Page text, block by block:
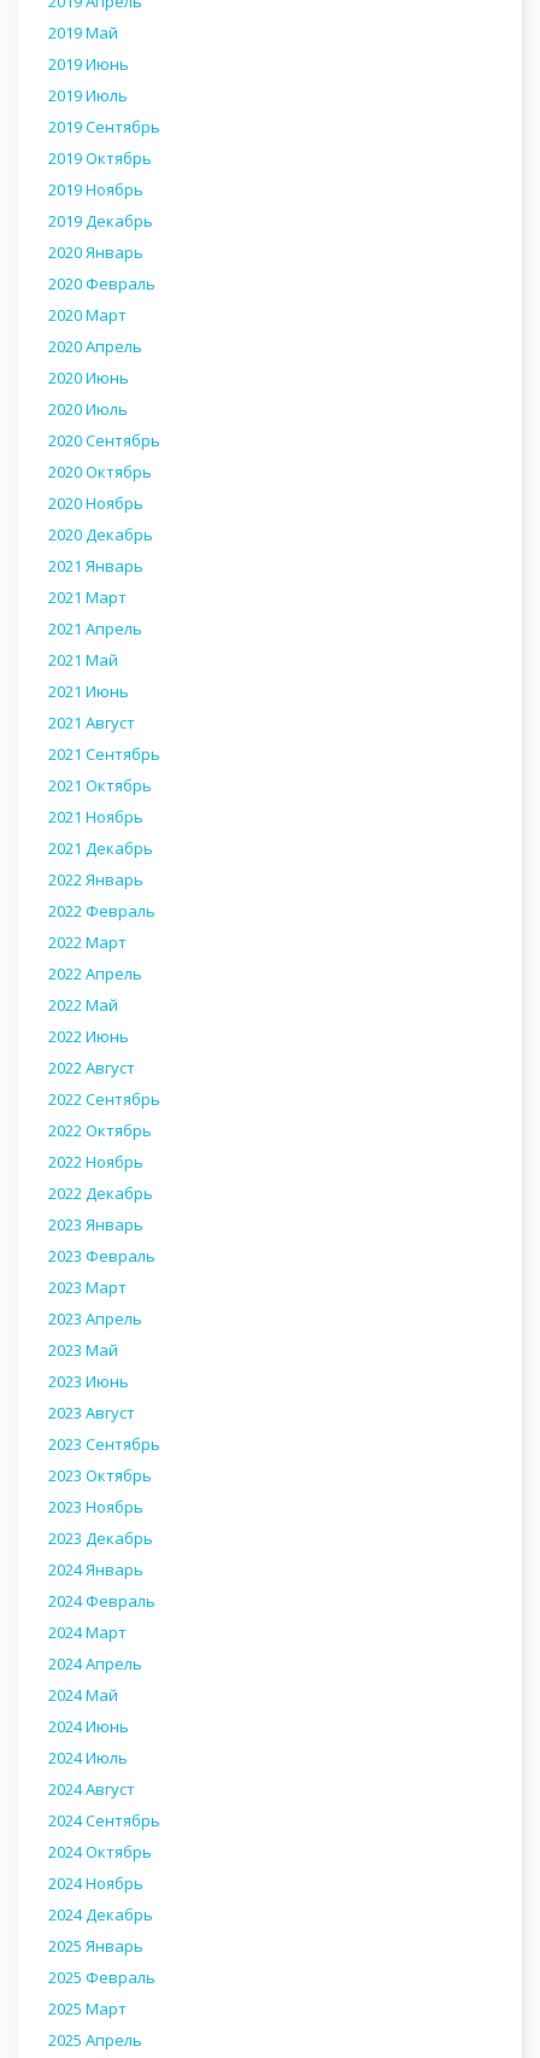
2019 Май
2019 Июнь
2019 Июль
2019 Сентябрь
2019 Октябрь
2019 Ноябрь
2019 Декабрь
2020 Январь
2020 Февраль
2020 Март
2020 Апрель
2020 Июнь
2020 Июль
2020 Сентябрь
2020 Октябрь
2020 Ноябрь
2020 Декабрь
2021 Январь
2021 Март
2021 Апрель
2021 Май
2021 Июнь
2021 Август
2021 Сентябрь
2021 Октябрь
2021 Ноябрь
2021 Декабрь
2022 Январь
2022 Февраль
2022 Март
2022 Апрель
2022 Май
2022 Июнь
2022 Август
2022 Сентябрь
2022 Октябрь
2022 Ноябрь
2022 Декабрь
2023 Январь
2023 Февраль
2023 Март
2023 Апрель
2023 Май
2023 Июнь
2023 Август
2023 Сентябрь
2023 Октябрь
2023 Ноябрь
2023 Декабрь
2024 Январь
2024 Февраль
2024 Март
2024 Апрель
2024 Май
2024 Июнь
2024 Июль
2024 Август
2024 Сентябрь
2024 Октябрь
2024 Ноябрь
2024 Декабрь
2025 Январь
2025 Февраль
2025 Март
2025 Апрель